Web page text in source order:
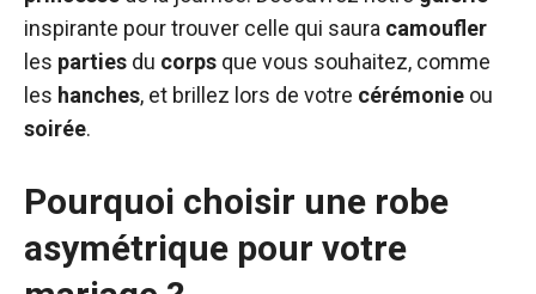
inspirante pour trouver celle qui saura camoufler
les parties du corps que vous souhaitez, comme
les hanches, et brillez lors de votre cérémonie ou
soirée.
Pourquoi choisir une robe
asymétrique pour votre